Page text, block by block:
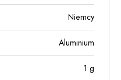
Niemcy
Aluminium
1 g